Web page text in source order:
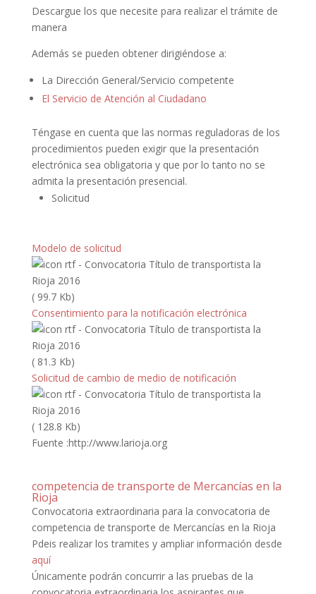
Descargue los que necesite para realizar el trámite de
manera
Además se pueden obtener dirigiéndose a:
La Dirección General/Servicio competente
El Servicio de Atención al Ciudadano
Téngase en cuenta que las normas reguladoras de los
procedimientos pueden exigir que la presentación
electrónica sea obligatoria y que por lo tanto no se
admita la presentación presencial.
Solicitud
Modelo de solicitud
( 99.7 Kb)
Consentimiento para la notificación electrónica
( 81.3 Kb)
Solicitud de cambio de medio de notificación
( 128.8 Kb)
Fuente :http://www.larioja.org
competencia de transporte de Mercancías en la
Rioja
Convocatoria extraordinaria para la convocatoria de
competencia de transporte de Mercancías en la Rioja
Pdeis realizar los tramites y ampliar información desde
aquí
Únicamente podrán concurrir a las pruebas de la